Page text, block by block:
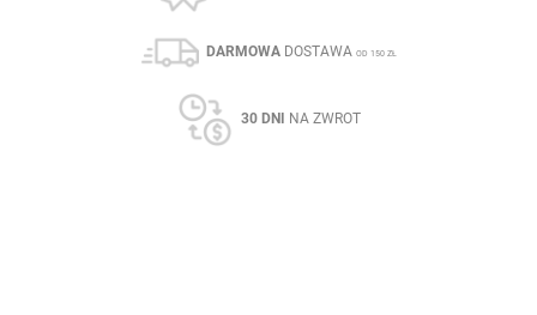
DARMOWADOSTAWA OD 150 ZŁ
30 DNI NA ZWROT